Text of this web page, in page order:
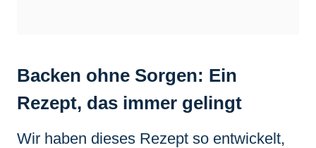
Backen ohne Sorgen: Ein
Rezept, das immer gelingt
Wir haben dieses Rezept so entwickelt,